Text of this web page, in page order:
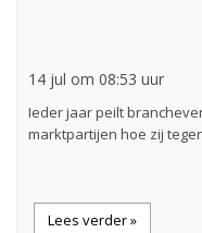
14 jul om 08:53 uur
Ieder jaar peilt
marktpartijen hoe zij
Lees verder »